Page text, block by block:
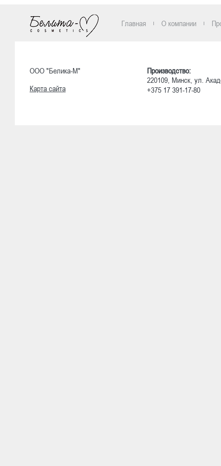
Главная О компании
ООО "Белика-М"
Карта сайта
Производство:
220109, Минск, ул.
+375 17 391-17-80